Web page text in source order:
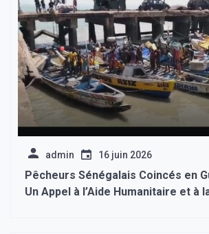
admin 16 juin 2026
Pêcheurs Sénégalais Coincés en
Un Appel à l’Aide Humanitaire et à